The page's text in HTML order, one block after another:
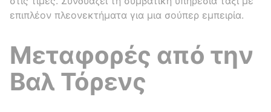
επιπλέον πλεονεκτήματα για μια σούπερ εμπειρία.
Μεταφορές από την
Βαλ Τόρενς